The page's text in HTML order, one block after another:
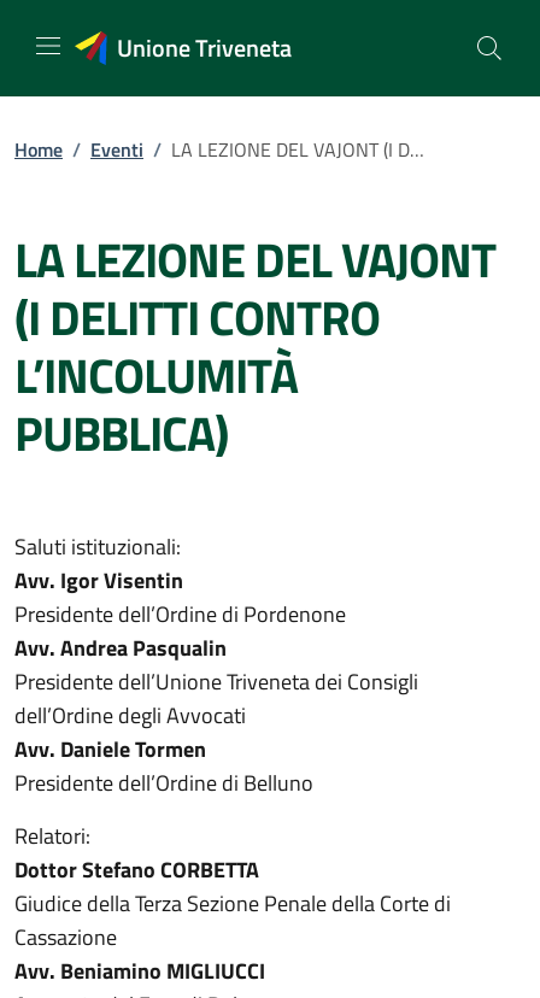
Unione Triveneta
Home / Eventi / LA LEZIONE DEL VAJONT (I DELITTI CONTRO L’INCOLUMITÀ PUBBLICA)
LA LEZIONE DEL VAJONT
(I DELITTI CONTRO
L’INCOLUMITÀ
PUBBLICA)
Saluti istituzionali:
Avv. Igor Visentin
Presidente dell’Ordine di Pordenone
Avv. Andrea Pasqualin
Presidente dell’Unione Triveneta dei Consigli
dell’Ordine degli Avvocati
Avv. Daniele Tormen
Presidente dell’Ordine di Belluno
Relatori:
Dottor Stefano CORBETTA
Giudice della Terza Sezione Penale della Corte di
Cassazione
Avv. Beniamino MIGLIUCCI